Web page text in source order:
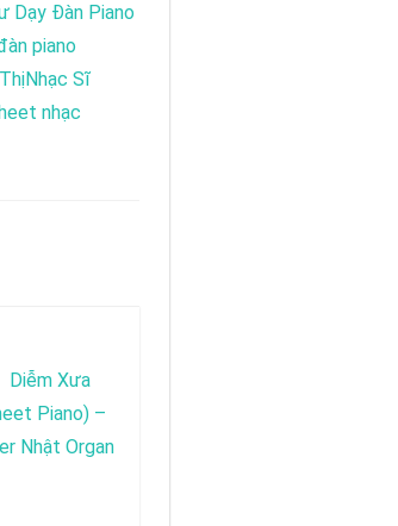
Dạy Đàn Piano
piano
Nhạc Sĩ
nhạc